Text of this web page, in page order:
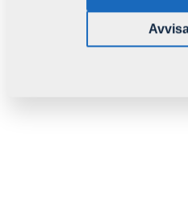
bekräftats, skickar vi
erbjudande för
pris eller ett väsentligt